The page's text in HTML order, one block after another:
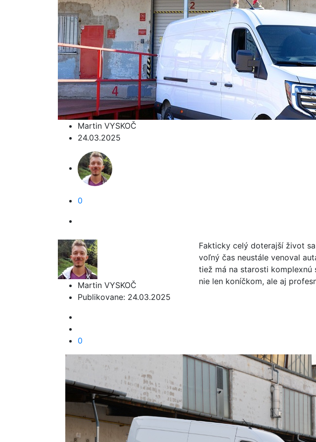
Martin VYSKOČ
24.03.2025
0
Martin VYSKOČ
Publikovane: 24.03.2025
Fakticky celý doterajší život
voľný čas neustále venoval
tiež má na starosti komplexnú
nie len koníčkom, ale aj
0